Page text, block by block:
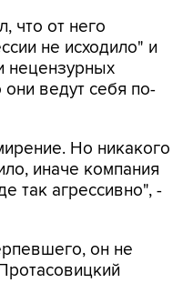
что от него
не исходило" и
нецензурных
они ведут себя по-
Но никакого
иначе компания
так агрессивно", -
он не